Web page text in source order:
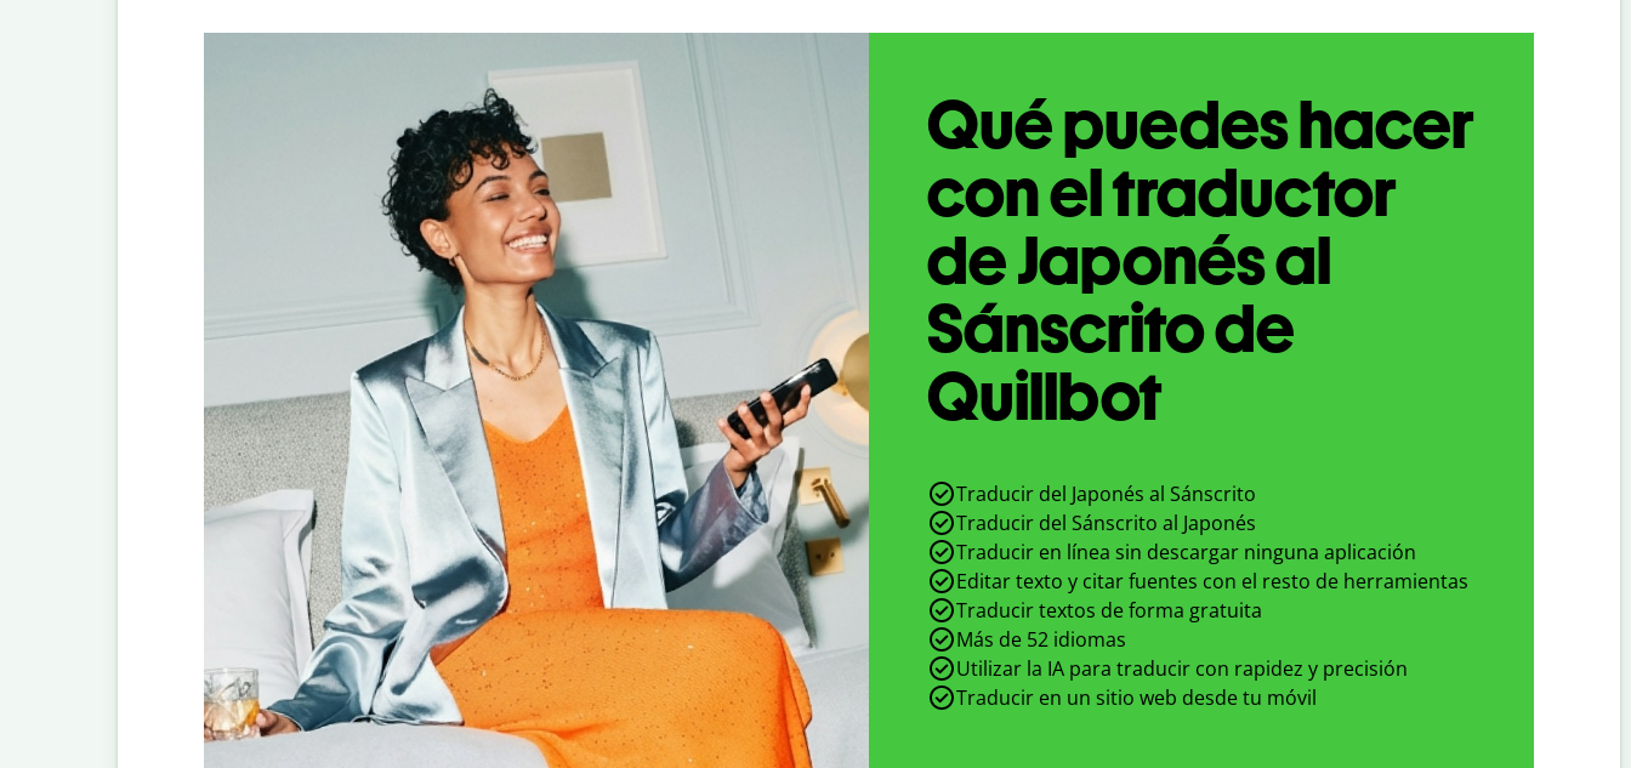
Qué puedes hacer
con el traductor
de Japonés al
Sánscrito de
Quillbot
Traducir del Japonés al Sánscrito
Traducir del Sánscrito al Japonés
Traducir en línea sin descargar ninguna aplicación
Editar texto y citar fuentes con el resto de herramientas
Traducir textos de forma gratuita
Más de 52 idiomas
Utilizar la IA para traducir con rapidez y precisión
Traducir en un sitio web desde tu móvil